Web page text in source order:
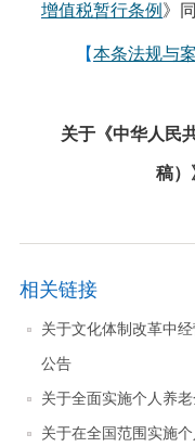
增值税暂行条例 》
【本条法规与
关于《中华人民
稿）
相关链接
关于文化体制改革中
公告
关于全面实施个人养
关于在全国范围实施